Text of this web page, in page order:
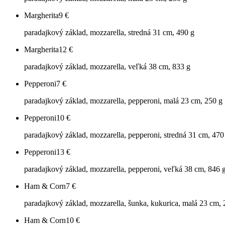
Margherita9 €
paradajkový základ, mozzarella, stredná 31 cm, 490 g
Margherita12 €
paradajkový základ, mozzarella, veľká 38 cm, 833 g
Pepperoni7 €
paradajkový základ, mozzarella, pepperoni, malá 23 cm, 250 g
Pepperoni10 €
paradajkový základ, mozzarella, pepperoni, stredná 31 cm,
Pepperoni13 €
paradajkový základ, mozzarella, pepperoni, veľká 38 cm, 846
Ham & Corn7 €
paradajkový základ, mozzarella, šunka, kukurica, malá 23 cm,
Ham & Corn10 €